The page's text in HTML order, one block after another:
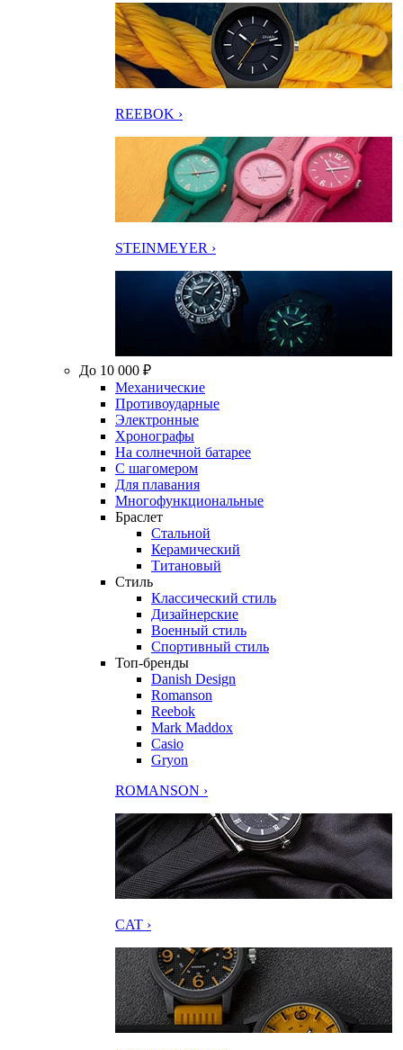
REEBOK ›
STEINMEYER ›
До 10 000 ₽
Механические
Противоударные
Электронные
Хронографы
На солнечной батарее
С шагомером
Для плавания
Многофункциональные
Браслет
Стальной
Керамический
Титановый
Стиль
Классический стиль
Дизайнерские
Военный стиль
Спортивный стиль
Топ-бренды
Danish Design
Romanson
Reebok
Mark Maddox
Casio
Gryon
ROMANSON ›
CAT ›